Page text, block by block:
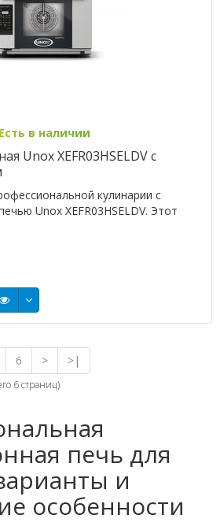
Есть в наличии
Unox XEFR03HSELDV с
кулинарии с
Unox XEFR03HSELDV. Этот
6 > >|
6 страниц)
печь для
и
особенности